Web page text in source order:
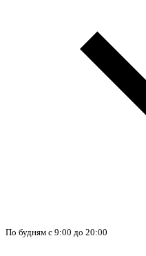
По будням с 9:00 до 20:00